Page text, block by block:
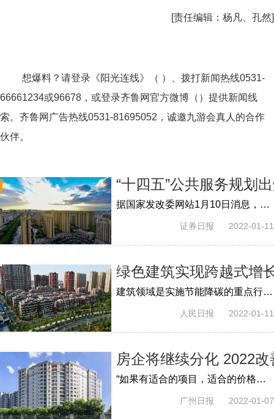
[责任编辑： 杨凡、孔然
想爆料？请登录《阳光连线》（ ）、拨打新闻热线0531-
66661234或96678，或登录齐鲁网官方微博（）提供新闻线
索。齐鲁网广告热线0531-81695052 ，诚邀九游会真人的合作
伙伴。
“十四五”公共服务规划
据国家发改委网站1月10日消息，近日，国家发展改革委、中央宣传部等21个部门联合印发《“十四五”公共服务规划》（以下简称《规划》）。《...
证券日报 2022-01-11
绿色建筑实现跨越式增
建筑领域是实施节能降碳的重点行业领域之一。截至2020年底，全国累计建成绿色建筑面积超66亿平方米，对减少碳排放贡献突出。提升建筑能效水...
人民日报 2022-01-11
房企将继续分化 2022
“如果有适合的项目，适合的价格，还是希望今年有机会实现改善居住。”一直希望能换套大房子的吴女士对2022年的楼市持续保持着关注。而和她...
广州日报 2022-01-07